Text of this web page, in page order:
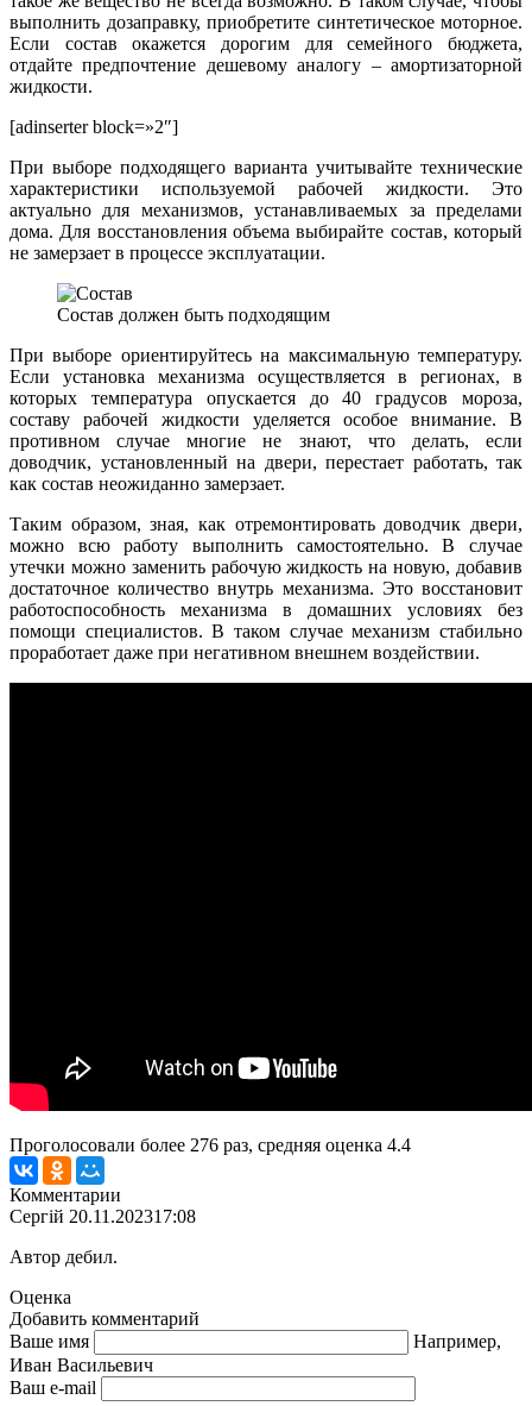
выполнить дозаправку, приобретите синтетическое моторное.
Если состав окажется дорогим для семейного бюджета,
отдайте предпочтение дешевому аналогу – амортизаторной
жидкости.
[adinserter block=»2″]
При выборе подходящего варианта учитывайте технические
характеристики используемой рабочей жидкости. Это
актуально для механизмов, устанавливаемых за пределами
дома. Для восстановления объема выбирайте состав, который
не замерзает в процессе эксплуатации.
Состав должен быть подходящим
При выборе ориентируйтесь на максимальную температуру.
Если установка механизма осуществляется в регионах, в
которых температура опускается до 40 градусов мороза,
составу рабочей жидкости уделяется особое внимание. В
противном случае многие не знают, что делать, если
доводчик, установленный на двери, перестает работать, так
как состав неожиданно замерзает.
Таким образом, зная, как отремонтировать доводчик двери,
можно всю работу выполнить самостоятельно. В случае
утечки можно заменить рабочую жидкость на новую, добавив
достаточное количество внутрь механизма. Это восстановит
работоспособность механизма в домашних условиях без
помощи специалистов. В таком случае механизм стабильно
проработает даже при негативном внешнем воздействии.
Проголосовали более 276 раз, средняя оценка 4.4
Комментарии
Сергій 20.11.202317:08
Автор дебил.
Оценка
Добавить комментарий
Ваше имя
Например,
Иван Васильевич
Ваш e-mail